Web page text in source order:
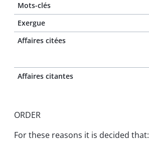
Mots-clés
Exergue
Affaires citées
Affaires citantes
ORDER
For these reasons it is decided that: